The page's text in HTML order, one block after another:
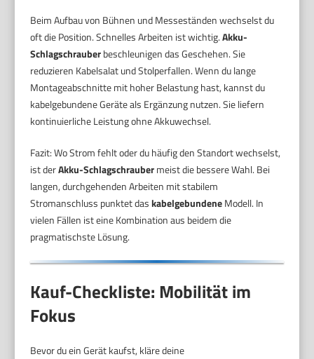
Beim Aufbau von Bühnen und Messeständen wechselst du
oft die Position. Schnelles Arbeiten ist wichtig.Akku-
Schlagschrauberbeschleunigen das Geschehen. Sie
reduzieren Kabelsalat und Stolperfallen. Wenn du lange
Montageabschnitte mit hoher Belastung hast, kannst du
kabelgebundene Geräte als Ergänzung nutzen. Sie liefern
kontinuierliche Leistung ohne Akkuwechsel.
Fazit: Wo Strom fehlt oder du häufig den Standort wechselst,
ist derAkku-Schlagschraubermeist die bessere Wahl. Bei
langen, durchgehenden Arbeiten mit stabilem
Stromanschluss punktet daskabelgebundeneModell. In
vielen Fällen ist eine Kombination aus beidem die
pragmatischste Lösung.
Kauf-Checkliste: Mobilität im
Fokus
Bevor du ein Gerät kaufst, kläre deine